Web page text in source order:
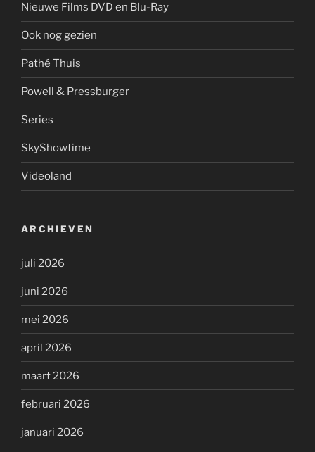
Nieuwe Films DVD en Blu-Ray
Ook nog gezien
Pathé Thuis
Powell & Pressburger
Series
SkyShowtime
Videoland
ARCHIEVEN
juli 2026
juni 2026
mei 2026
april 2026
maart 2026
februari 2026
januari 2026